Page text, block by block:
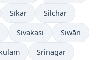
Sīkar Silchar
Sivakasi Siwān
Srinagar